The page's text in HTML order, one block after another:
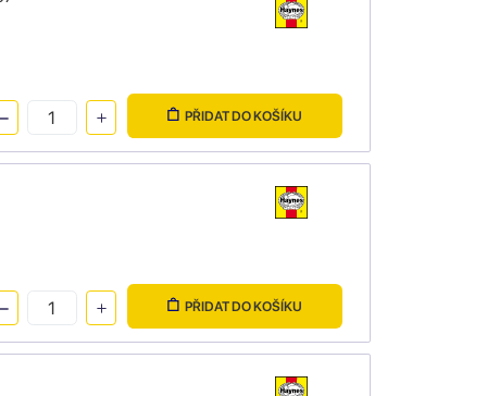
PŘIDAT DO KOŠÍKU
PŘIDAT DO KOŠÍKU